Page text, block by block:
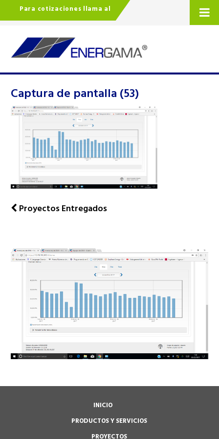
Para cotizaciones llama al
Captura de pantalla (53)
Proyectos Entregados
INICIO
PRODUCTOS Y SERVICIOS